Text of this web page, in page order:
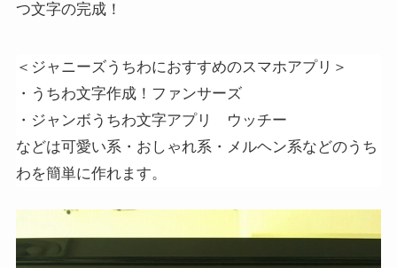
つ文字の完成！
＜ジャニーズうちわにおすすめのスマホアプリ＞
・うちわ文字作成！ファンサーズ
・ジャンボうちわ文字アプリ ウッチー
などは可愛い系・おしゃれ系・メルヘン系などのうち
わを簡単に作れます。